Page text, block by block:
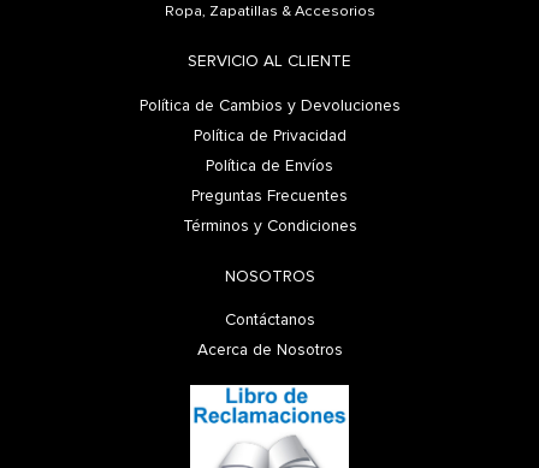
Ropa, Zapatillas & Accesorios
SERVICIO AL CLIENTE
Política de Cambios y Devoluciones
Política de Privacidad
Política de Envíos
Preguntas Frecuentes
Términos y Condiciones
NOSOTROS
Contáctanos
Acerca de Nosotros